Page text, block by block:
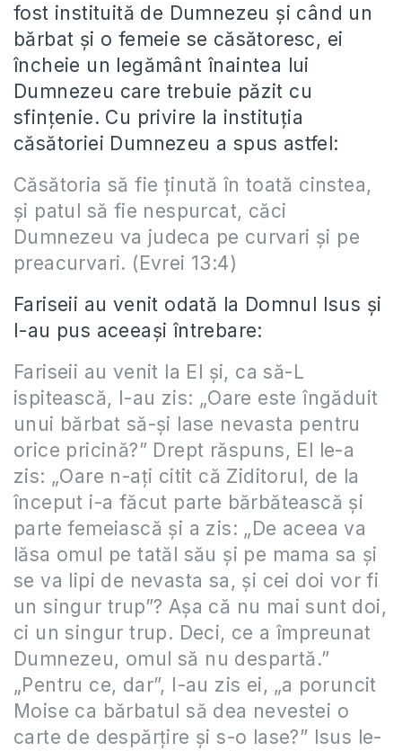
fost instituită de Dumnezeu și când un
bărbat și o femeie se căsătoresc, ei
încheie un legământ înaintea lui
Dumnezeu care trebuie păzit cu
sfințenie. Cu privire la instituția
căsătoriei Dumnezeu a spus astfel:
Căsătoria să fie ţinută în toată cinstea,
şi patul să fie nespurcat, căci
Dumnezeu va judeca pe curvari şi pe
preacurvari. (Evrei 13:4)
Fariseii au venit odată la Domnul Isus și
I-au pus aceeași întrebare:
Fariseii au venit la El şi, ca să-L
ispitească, I-au zis: „Oare este îngăduit
unui bărbat să-şi lase nevasta pentru
orice pricină?” Drept răspuns, El le-a
zis: „Oare n-aţi citit că Ziditorul, de la
început i-a făcut parte bărbătească şi
parte femeiască şi a zis: „De aceea va
lăsa omul pe tatăl său şi pe mama sa şi
se va lipi de nevasta sa, şi cei doi vor fi
un singur trup”? Aşa că nu mai sunt doi,
ci un singur trup. Deci, ce a împreunat
Dumnezeu, omul să nu despartă.”
„Pentru ce, dar”, I-au zis ei, „a poruncit
Moise ca bărbatul să dea nevestei o
carte de despărţire şi s-o lase?” Isus le-